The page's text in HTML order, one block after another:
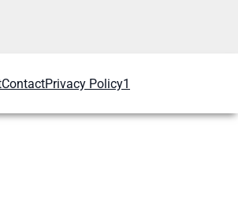
ContactPrivacy Policy1